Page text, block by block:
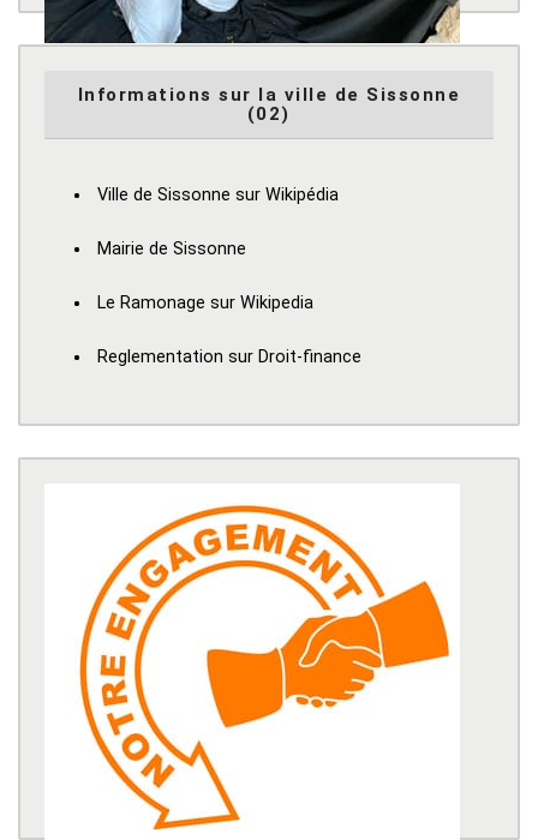
Informations sur la ville de Sissonne
(02)
Ville de Sissonne sur Wikipédia
Mairie de Sissonne
Le Ramonage sur Wikipedia
Reglementation sur Droit-finance